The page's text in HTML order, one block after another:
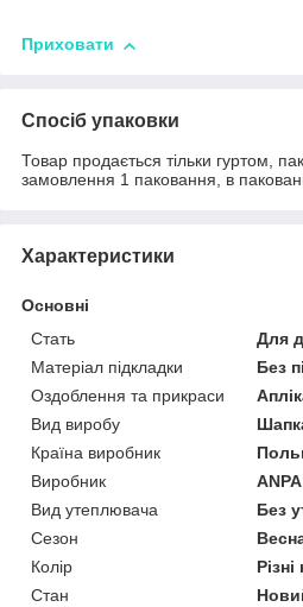
Приховати
Спосіб упаковки
Товар продається тільки гуртом,
замовлення 1 паковання, в
Характеристики
Основні
Стать
Для
Матеріал підкладки
Без
Оздоблення та прикраси
Вид виробу
Країна виробник
Виробник
ANPA
Вид утеплювача
Без
Сезон
Колір
Стан